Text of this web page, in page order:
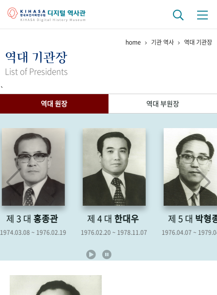
걸어온 길 기관 변천사
연구 역사
정책과 연구 키워드로 보는 연구 역사
연구자들
기록물 아카이브
사진 아카이브 문서 기록물 행정박물 영상 기록물
50+1주년 기념
성과 50선 숫자로 보는 50년 50+1주년 광장
세계와 함께 한 KIHASA
home 기관 역사 역대 기관장
역대 기관장
List of Presidents
`
역대 원장
역대 부원장
제 4 대한대우
1976.02.20 ~ 1978.11.07
제 5 대박형종
1976.04.07 ~ 1979.04.06
제 6 대김
1978.12.19 ~